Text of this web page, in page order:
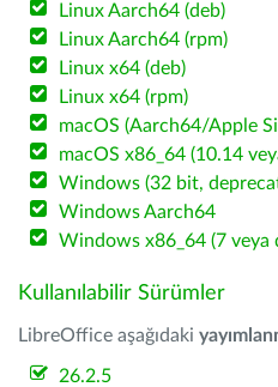
Linux Aarch64 (deb)
Linux Aarch64 (rpm)
Linux x64 (deb)
Linux x64 (rpm)
macOS (Aarch64/Apple
macOS x86_64 (10.14
Windows (32 bit,
Windows Aarch64
Windows x86_64 (7 veya
Kullanılabilir Sürümler
LibreOffice aşağıdaki
26.2.5